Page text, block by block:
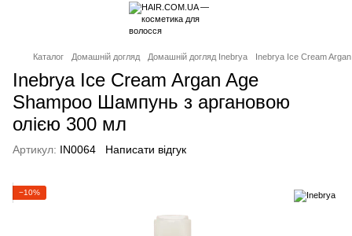
Каталог Домашній догляд Домашній догляд Inebrya Inebrya Ice Cream
Inebrya Ice Cream Argan Age
Shampoo Шампунь з аргановою
олією 300 мл
Артикул: IN0064 Написати відгук
−10%